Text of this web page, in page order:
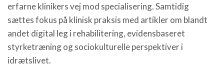
erfarne klinikers vej mod specialisering. Samtidig
sættes fokus på klinisk praksis med artikler om blandt
andet digital leg i rehabilitering, evidensbaseret
styrketræning og sociokulturelle perspektiver i
idrætslivet.